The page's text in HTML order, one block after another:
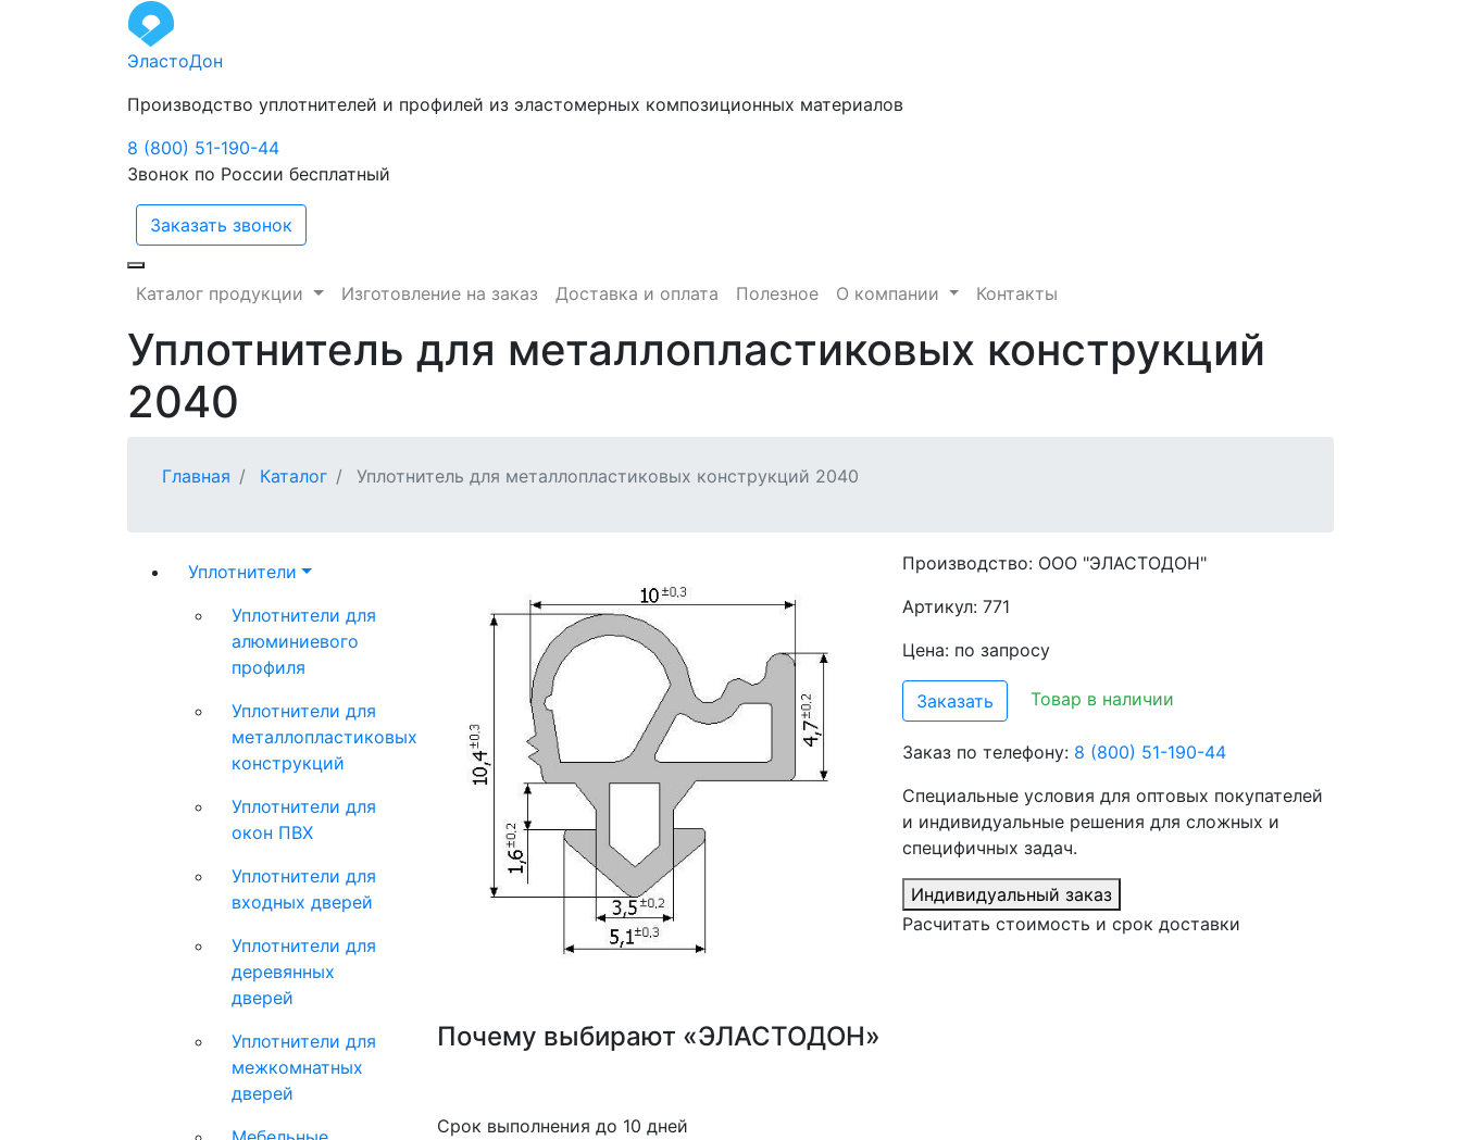
ЭластоДон
Производство уплотнителей и профилей из эластомерных композиционных материалов
8 (800) 51-190-44
Звонок по России бесплатный
Заказать звонок
Каталог продукции Изготовление на заказ Доставка и оплата Полезное О компании Контакты
Уплотнитель для металлопластиковых конструкций
2040
Главная Каталог Уплотнитель для металлопластиковых конструкций 2040
Производство: ООО "ЭЛАСТОДОН"
Артикул: 771
Цена: по запросу
Заказать Товар в наличии
Заказ по телефону: 8 (800) 51-190-44
Специальные условия для оптовых покупателей
и индивидуальные решения для сложных и
специфичных задач.
Индивидуальный заказ
Расчитать стоимость и срок доставки
Почему выбирают «ЭЛАСТОДОН»
Срок выполнения до 10 дней
Уплотнители
Уплотнители для
алюминиевого
профиля
Уплотнители для
металлопластиковых
конструкций
Уплотнители для
окон ПВХ
Уплотнители для
входных дверей
Уплотнители для
деревянных
дверей
Уплотнители для
межкомнатных
дверей